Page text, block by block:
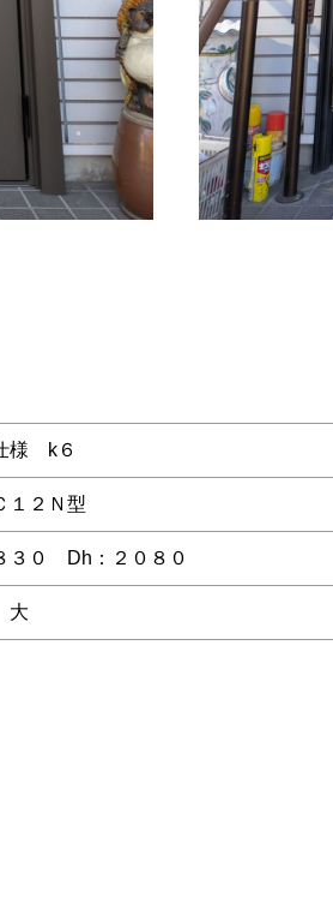
様 k６
２Ｎ型
３０ Dh：２０８０
大